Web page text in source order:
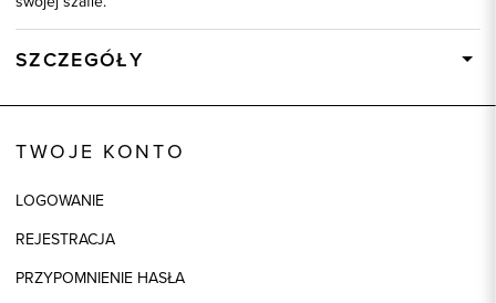
SZCZEGÓŁY
Skład tkaniny
Model
TWOJE KONTO
LOGOWANIE
REJESTRACJA
PRZYPOMNIENIE HASŁA